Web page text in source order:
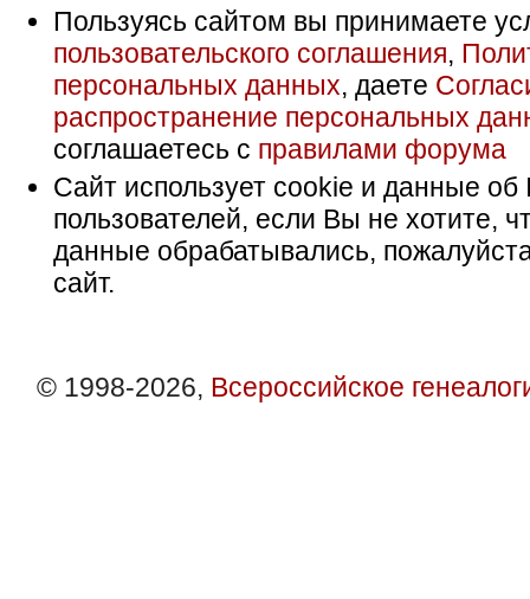
Пользуясь сайтом вы принимаете
пользовательского соглашения,
персональных данных, даете
распространение персональных
соглашаетесь с правилами форума
Сайт использует cookie и данные об
пользователей, если Вы не хотите,
данные обрабатывались,
сайт.
© 1998-2026, Всероссийское